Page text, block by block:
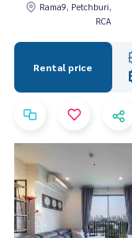
Rama9, Petchburi,
RCA
Rental price